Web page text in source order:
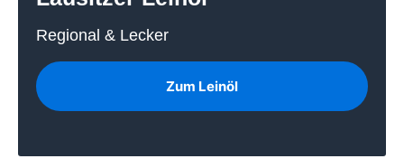
Regional & Lecker
Zum Leinöl